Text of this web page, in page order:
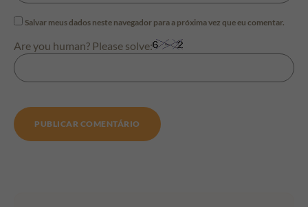
Salvar meus dados neste navegador para a próxima vez que eu comentar.
Are you human? Please solve: